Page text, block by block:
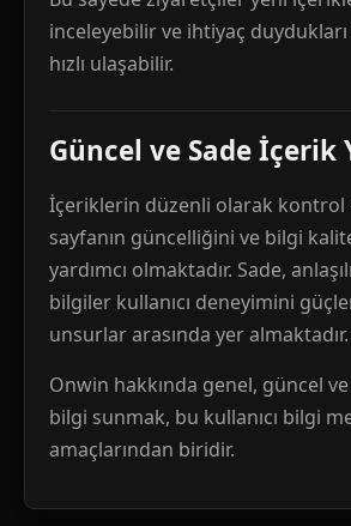
inceleyebilir ve ihtiyaç
hızlı ulaşabilir.
Güncel ve Sade İçerik
İçeriklerin düzenli olarak kontrol
sayfanın güncelliğini ve bilgi
yardımcı olmaktadır. Sade,
bilgiler kullanıcı deneyimini
unsurlar arasında yer almaktadır.
Onwin hakkında genel, güncel ve
bilgi sunmak, bu kullanıcı bilgi
amaçlarından biridir.